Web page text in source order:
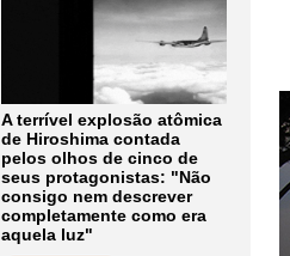
A terrível explosão atômica
de Hiroshima contada
pelos olhos de cinco de
seus protagonistas: "Não
consigo nem descrever
completamente como era
aquela luz"